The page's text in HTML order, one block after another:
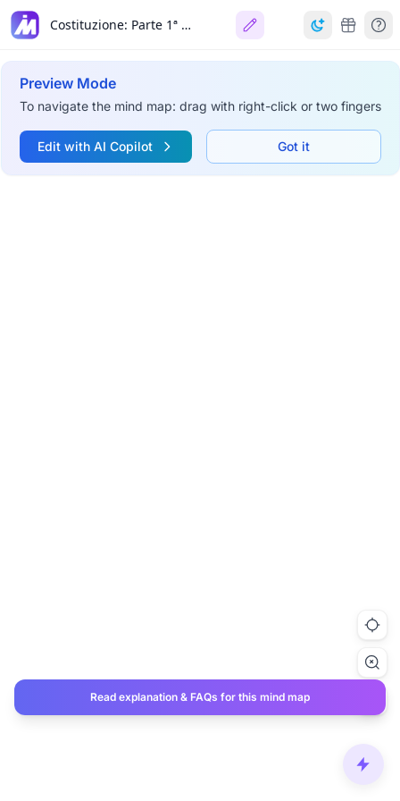
Costituzione: Parte 1ª (Diritti e Doveri dei Cittadini)
Preview Mode
To navigate the mind map: drag with right-click or two fingers
Edit with AI Copilot Got it
Read explanation & FAQs for this mind map